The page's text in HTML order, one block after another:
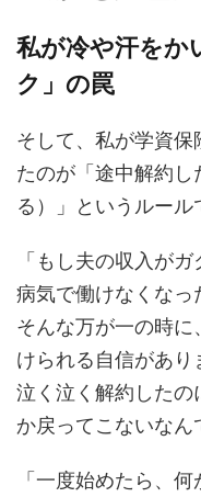
私が冷や汗をか
ク」の罠
そして、私が学資
たのが「途中解約
る）」というルール
「もし夫の収入が
病気で働けなくなっ
そんな万が一の時
けられる自信があ
泣く泣く解約したの
か戻ってこないなん
「一度始めたら、